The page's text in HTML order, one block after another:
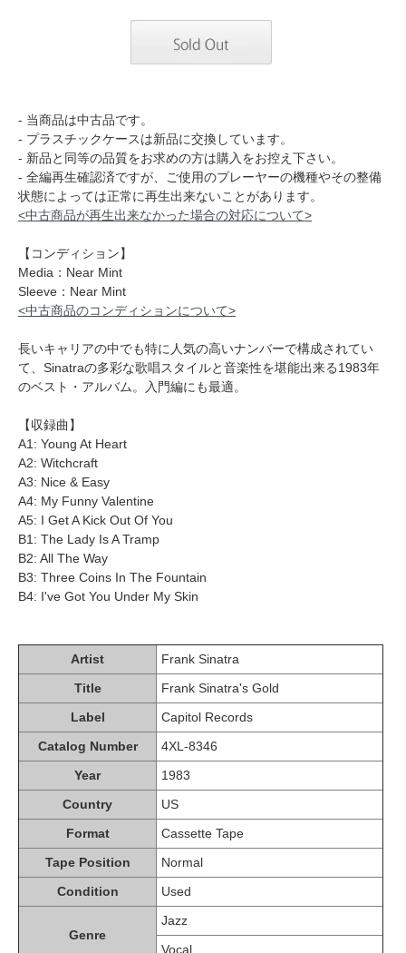
- 当商品は中古品です。
- プラスチックケースは新品に交換しています。
- 新品と同等の品質をお求めの方は購入をお控え下さい。
- 全編再生確認済ですが、ご使用のプレーヤーの機種やその整備
状態によっては正常に再生出来ないことがあります。
<中古商品が再生出来なかった場合の対応について>
【コンディション】
Media：Near Mint
Sleeve：Near Mint
<中古商品のコンディションについて>
長いキャリアの中でも特に人気の高いナンバーで構成されてい
て、Sinatraの多彩な歌唱スタイルと音楽性を堪能出来る1983年
のベスト・アルバム。入門編にも最適。
【収録曲】
A1: Young At Heart
A2: Witchcraft
A3: Nice & Easy
A4: My Funny Valentine
A5: I Get A Kick Out Of You
B1: The Lady Is A Tramp
B2: All The Way
B3: Three Coins In The Fountain
B4: I've Got You Under My Skin
Artist
Frank Sinatra
Title
Frank Sinatra's Gold
Label
Capitol Records
Catalog Number
4XL-8346
Year
1983
Country
US
Format
Cassette Tape
Tape Position
Normal
Condition
Used
Genre
Jazz
Vocal